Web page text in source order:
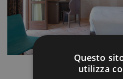
30 mq | max 2
Questo
utilizza